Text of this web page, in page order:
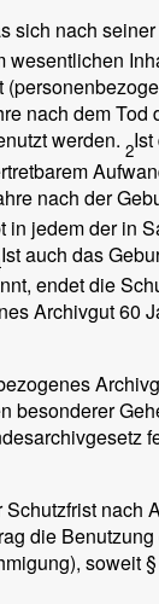
sich nach
wesentlichen
nach dem Tod
werden. 2
nach der
in jedem der in
Ist auch das
endet die
Archivgut 60
besonderer
Schutzfrist nach
die
soweit